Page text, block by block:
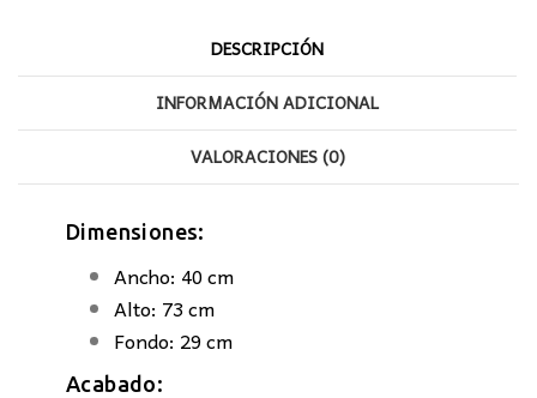
DESCRIPCIÓN
INFORMACIÓN ADICIONAL
VALORACIONES (0)
Dimensiones:
Ancho: 40 cm
Alto: 73 cm
Fondo: 29 cm
Acabado: